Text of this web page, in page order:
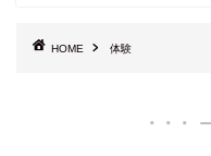
HOME 体験